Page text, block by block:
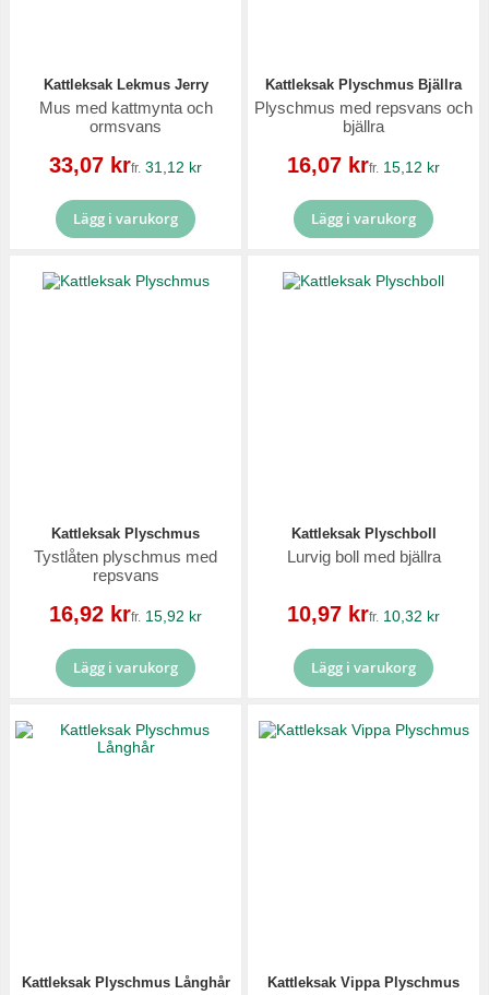
Kattleksak Lekmus Jerry
Mus med kattmynta och
ormsvans
Reapris
33,07 krfr. 31,12 kr
Lägg i varukorg
Kattleksak Plyschmus Bjällra
Plyschmus med repsvans och
bjällra
Reapris
16,07 krfr. 15,12 kr
Lägg i varukorg
Kattleksak Plyschmus
Tystlåten plyschmus med
repsvans
Reapris
16,92 krfr. 15,92 kr
Lägg i varukorg
Kattleksak Plyschboll
Lurvig boll med bjällra
Reapris
10,97 krfr. 10,32 kr
Lägg i varukorg
Kattleksak Plyschmus Långhår Kattleksak Vippa Plyschmus